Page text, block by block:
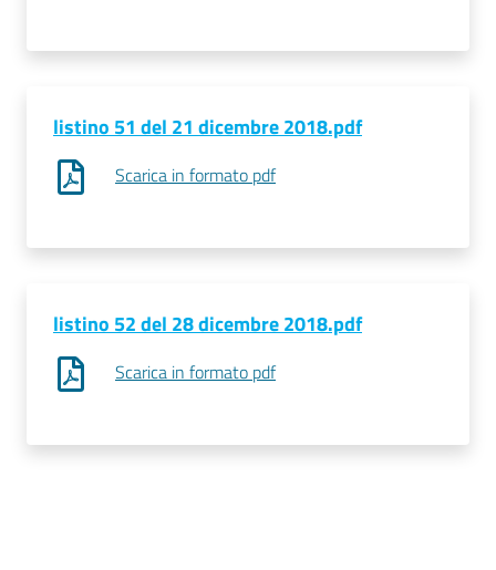
listino 51 del 21 dicembre 2018.pdf
Scarica in formato pdf
listino 52 del 28 dicembre 2018.pdf
Scarica in formato pdf